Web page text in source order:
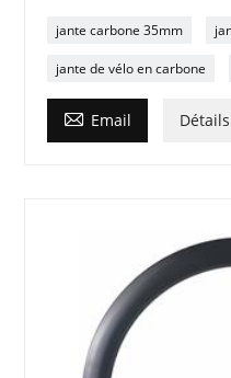
jante carbone 35mm
jante de vélo en carbone
 Email Détails